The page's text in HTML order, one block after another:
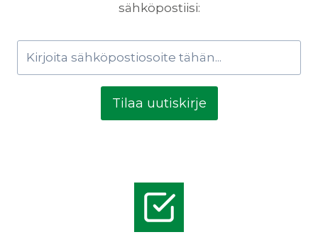
sähköpostiisi:
Tilaa uutiskirje